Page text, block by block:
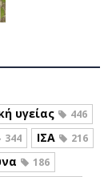
υγείας 446
344 ΙΣΑ 216
186